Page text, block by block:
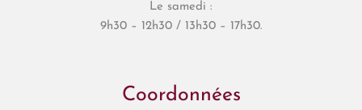
Le samedi :
9h30 – 12h30 / 13h30 – 17h30.
Coordonnées